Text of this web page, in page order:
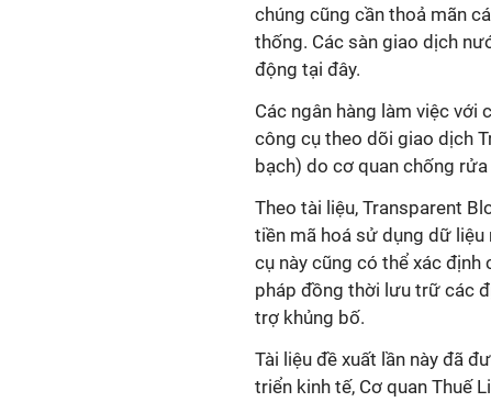
chúng cũng cần thoả mãn
thống. Các sàn giao dịch
động tại đây.
Các ngân hàng làm việc với
công cụ theo dõi giao dịch
bạch) do cơ quan chống
Theo tài liệu, Transparent
tiền mã hoá sử dụng dữ
cụ này cũng có thể xác
pháp đồng thời lưu trữ các
trợ khủng bố.
Tài liệu đề xuất lần này đã
triển kinh tế, Cơ quan Thuế